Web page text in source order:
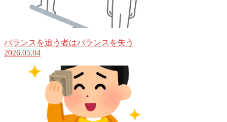
バランスを追う者はバランスを失う
2026.05.04